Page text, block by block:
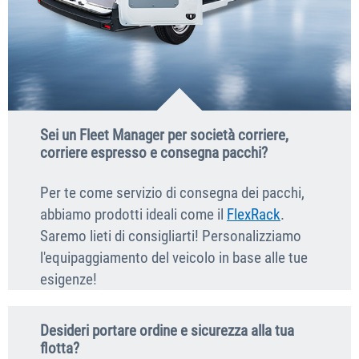
Sei un Fleet Manager per società corriere,
corriere espresso e consegna pacchi?
Per te come servizio di consegna dei pacchi,
abbiamo prodotti ideali come il FlexRack.
Saremo lieti di consigliarti! Personalizziamo
l'equipaggiamento del veicolo in base alle tue
esigenze!
Desideri portare ordine e sicurezza alla tua
flotta?